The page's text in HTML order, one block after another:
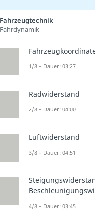
Fahrzeugtechnik
Fahrdynamik
1/8 – Dauer: 03:27
Radwiderstand
2/8 – Dauer: 04:00
Luftwiderstand
3/8 – Dauer: 04:51
4/8 – Dauer: 03:45